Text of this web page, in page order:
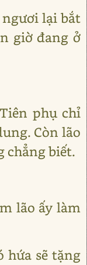
ngươi lại bắt
giờ đang ở
phụ chỉ
Còn lão
chẳng biết.
lão ấy làm
hứa sẽ tặng